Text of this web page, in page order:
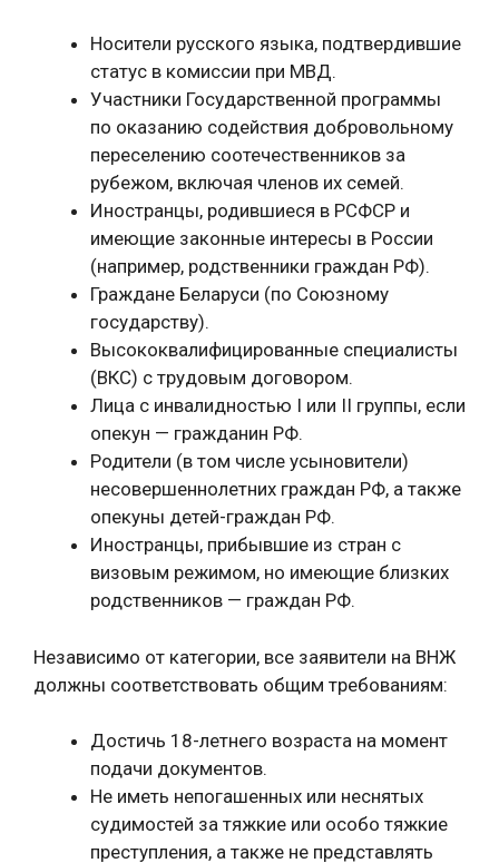
Носители русского языка, подтвердившие
статус в комиссии при МВД.
Участники Государственной программы
по оказанию содействия добровольному
переселению соотечественников за
рубежом, включая членов их семей.
Иностранцы, родившиеся в РСФСР и
имеющие законные интересы в России
(например, родственники граждан РФ).
Граждане Беларуси (по Союзному
государству).
Высококвалифицированные специалисты
(ВКС) с трудовым договором.
Лица с инвалидностью I или II группы, если
опекун — гражданин РФ.
Родители (в том числе усыновители)
несовершеннолетних граждан РФ, а также
опекуны детей-граждан РФ.
Иностранцы, прибывшие из стран с
визовым режимом, но имеющие близких
родственников — граждан РФ.
Независимо от категории, все заявители на ВНЖ
должны соответствовать общим требованиям:
Достичь 18-летнего возраста на момент
подачи документов.
Не иметь непогашенных или неснятых
судимостей за тяжкие или особо тяжкие
преступления, а также не представлять